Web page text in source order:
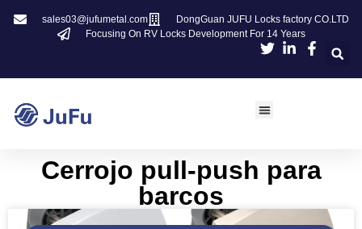
sales03@jufumetal.com
DongGuan JUFU Locks factory CO.LTD
Focusing On RV Locks Development For 14 Years
Cerrojo pull-push para
barcos